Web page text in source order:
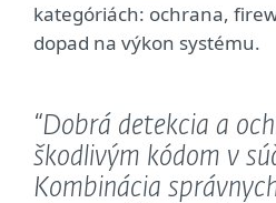
kategóriách: ochrana,
dopad na výkon systému.
“Dobrá detekcia a
škodlivým kódom v
Kombinácia